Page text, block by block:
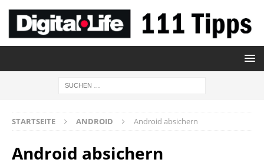
STARTSEITE ANDROID Android absichern
Android absichern